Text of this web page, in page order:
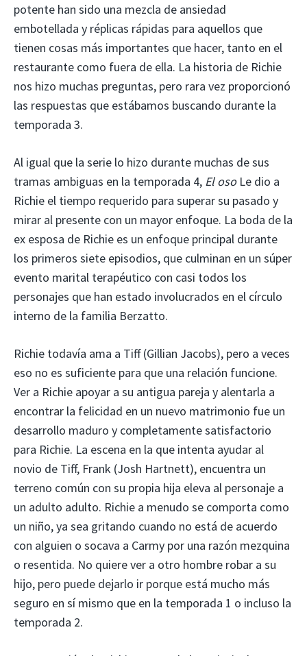
potente han sido una mezcla de ansiedad
embotellada y réplicas rápidas para aquellos que
tienen cosas más importantes que hacer, tanto en el
restaurante como fuera de ella. La historia de Richie
nos hizo muchas preguntas, pero rara vez proporcionó
las respuestas que estábamos buscando durante la
temporada 3.
Al igual que la serie lo hizo durante muchas de sus
tramas ambiguas en la temporada 4, El osoLe dio a
Richie el tiempo requerido para superar su pasado y
mirar al presente con un mayor enfoque. La boda de la
ex esposa de Richie es un enfoque principal durante
los primeros siete episodios, que culminan en un súper
evento marital terapéutico con casi todos los
personajes que han estado involucrados en el círculo
interno de la familia Berzatto.
Richie todavía ama a Tiff (Gillian Jacobs), pero a veces
eso no es suficiente para que una relación funcione.
Ver a Richie apoyar a su antigua pareja y alentarla a
encontrar la felicidad en un nuevo matrimonio fue un
desarrollo maduro y completamente satisfactorio
para Richie. La escena en la que intenta ayudar al
novio de Tiff, Frank (Josh Hartnett), encuentra un
terreno común con su propia hija eleva al personaje a
un adulto adulto. Richie a menudo se comporta como
un niño, ya sea gritando cuando no está de acuerdo
con alguien o socava a Carmy por una razón mezquina
o resentida. No quiere ver a otro hombre robar a su
hijo, pero puede dejarlo ir porque está mucho más
seguro en sí mismo que en la temporada 1 o incluso la
temporada 2.